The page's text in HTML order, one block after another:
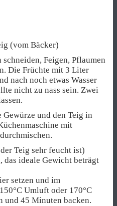
(vom Bäcker)
Feigen, Pflaumen
Die Früchte mit 3 Liter
nach noch etwas Wasser
nicht zu nass sein. Zwei
und den Teig in
mit
Teig sehr feucht ist)
das ideale Gewicht beträgt
setzen und im
Umluft oder 170°C
und 45 Minuten backen.